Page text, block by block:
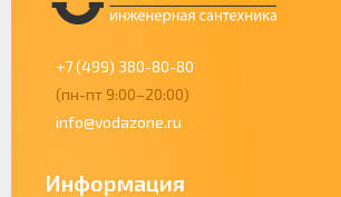
+7 (499) 380-80-80
(пн-пт 9:00–20:00)
info@vodazone.ru
Информация